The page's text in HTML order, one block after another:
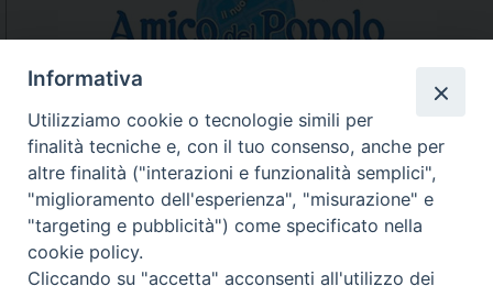
N.7/8 LUGLIO AGOSTO
N. 6 GIUGNO 2026
N°5 MAGGIO 2026
N° 4 APRILE 2026
Informativa
Utilizziamo cookie o tecnologie simili per
finalità tecniche e, con il tuo consenso, anche per
altre finalità ("interazioni e funzionalità semplici",
"miglioramento dell'esperienza", "misurazione" e
"targeting e pubblicità") come specificato nella
cookie policy.
Cliccando su "accetta" acconsenti all'utilizzo dei